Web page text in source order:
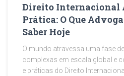
Direito Internacional
Prática: O Que
Saber Hoje
O mundo atravessa uma fase
complexas em escala global e
e práticas do Direito